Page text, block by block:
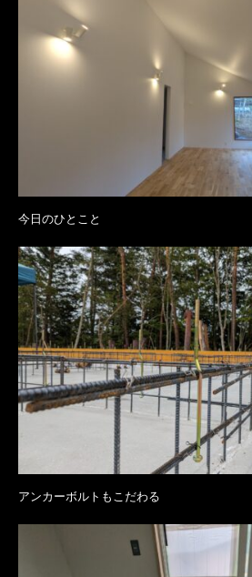
今日のひとこと
アンカーボルトもこだわる